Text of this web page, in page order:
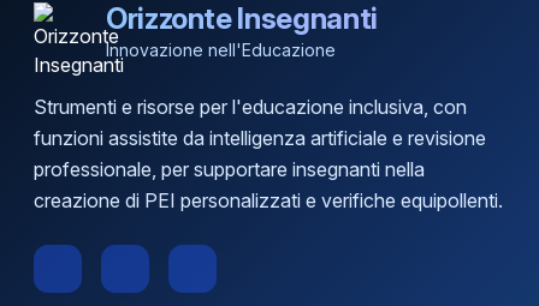
Orizzonte Insegnanti
Innovazione nell'Educazione
Strumenti e risorse per l'educazione inclusiva, con
funzioni assistite da intelligenza artificiale e revisione
professionale, per supportare insegnanti nella
creazione di PEI personalizzati e verifiche equipollenti.